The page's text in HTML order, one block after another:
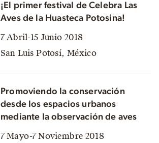
¡El primer festival de Celebra Las
Aves de la Huasteca Potosina!
7 Abril-15 Junio 2018
San Luis Potosí, México
Promoviendo la conservación
desde los espacios urbanos
mediante la observación de aves
7 Mayo-7 Noviembre 2018